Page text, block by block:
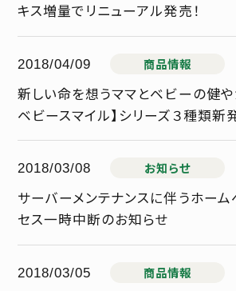
キス増量でリニューアル発売！
2018/04/09 商品情報
新しい命を想うママとベビーの健
ベビースマイル】シリーズ３種類新
2018/03/08 お知らせ
サーバーメンテナンスに伴うホー
セス一時中断のお知らせ
2018/03/05 商品情報